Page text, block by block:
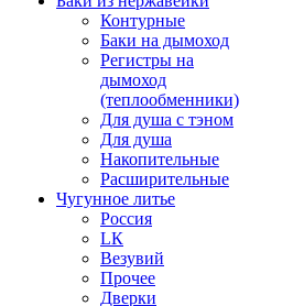
Контурные
Баки на дымоход
Регистры на
дымоход
(теплообменники)
Для душа с тэном
Для душа
Накопительные
Расширительные
Чугунное литье
Россия
LК
Везувий
Прочее
Дверки